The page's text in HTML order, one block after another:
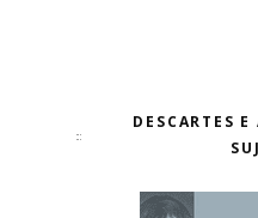
DESCARTES